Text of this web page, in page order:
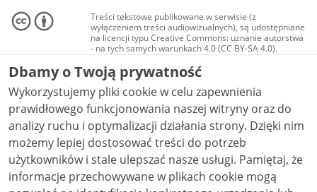
Treści tekstowe publikowane w serwisie (z
wyłączeniem treści audiowizualnych), są udostępniane
na licencji typu Creative Commons: uznanie autorstwa
- na tych samych warunkach 4.0 (CC BY-SA 4.0).
Materiały audiowizualne, w tym zdjęcia, materiały
audio i wideo, są udostępniane na licencji typu
Creative Commons: uznanie autorstwa użycie
niekomercyjne - bez utworów zależnych 4.0 (CC BY-
NC-ND 4.0), o ile nie jest to stwierdzone inaczej.
Dbamy o Twoją prywatność
Wykorzystujemy pliki cookie w celu zapewnienia
prawidłowego funkcjonowania naszej witryny oraz do
analizy ruchu i optymalizacji działania strony. Dzięki nim
możemy lepiej dostosować treści do potrzeb
użytkowników i stale ulepszać nasze usługi. Pamiętaj, że
informacje przechowywane w plikach cookie mogą